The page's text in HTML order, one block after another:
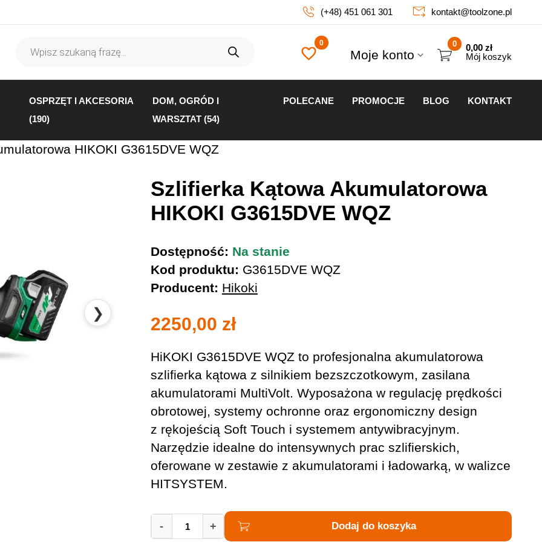
(+48) 451 061 301 kontakt@toolzone.pl
produktów
Moje konto
0,00 zł
Mój koszyk
0
OSPRZĘT I AKCESORIA
(190)
DOM, OGRÓD I
WARSZTAT (54)
POLECANE PROMOCJE BLOG KONTAKT
HIKOKI G3615DVE WQZ
❯
Szlifierka Kątowa Akumulatorowa
HIKOKI G3615DVE WQZ
Dostępność: Na stanie
Kod produktu: G3615DVE WQZ
Producent: Hikoki
2250,00 zł
HiKOKI G3615DVE WQZ to profesjonalna akumulatorowa
szlifierka kątowa z silnikiem bezszczotkowym, zasilana
akumulatorami MultiVolt. Wyposażona w regulację prędkości
obrotowej, systemy ochronne oraz ergonomiczny design
z rękojeścią Soft Touch i systemem antywibracyjnym.
Narzędzie idealne do intensywnych prac szlifierskich,
oferowane w zestawie z akumulatorami i ładowarką, w walizce
HITSYSTEM.
Szlifierka
- + Dodaj do koszyka